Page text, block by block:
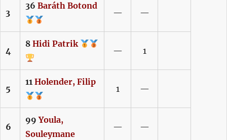
3
36 Baráth Botond
— —
4
8 Hidi Patrik
— 1
5
11 Holender, Filip
1 —
6
99Youla,
Souleymane
— —